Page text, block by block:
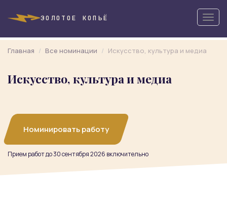
ЗОЛОТОЕ КОПЬЁ
Главная Все номинации Искусство, культура и медиа
Искусство, культура и медиа
Номинировать работу
Прием работ до 30 сентября 2026 включительно